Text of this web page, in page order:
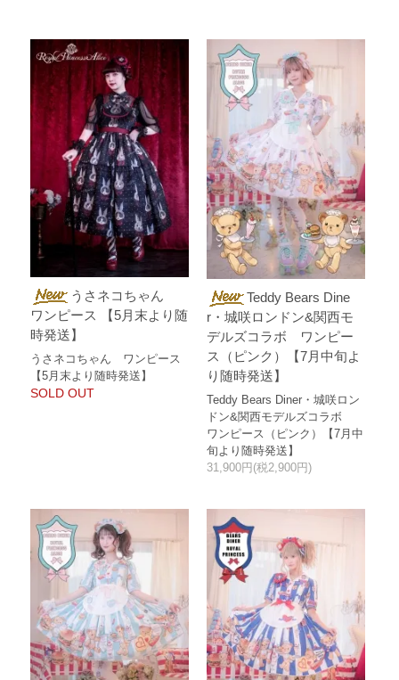
うさネコちゃん
ワンピース 【5月末より随
時発送】
うさネコちゃん ワンピース
【5月末より随時発送】
SOLD OUT
Teddy Bears Dine
r・城咲ロンドン&関西モ
デルズコラボ ワンピー
ス（ピンク）【7月中旬よ
り随時発送】
Teddy Bears Diner・城咲ロン
ドン&関西モデルズコラボ
ワンピース（ピンク）【7月中
旬より随時発送】
31,900円(税2,900円)